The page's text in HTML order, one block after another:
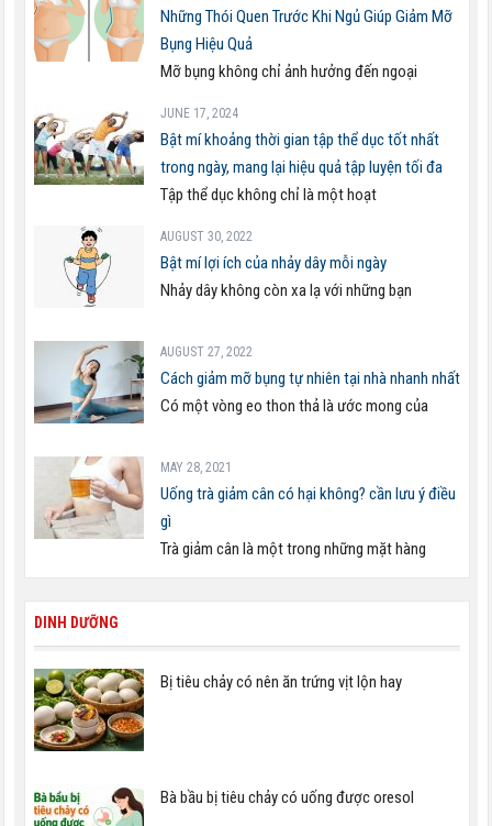
Những Thói Quen Trước Khi Ngủ Giúp Giảm Mỡ
Bụng Hiệu Quả
Mỡ bụng không chỉ ảnh hưởng đến ngoại
JUNE 17, 2024
Bật mí khoảng thời gian tập thể dục tốt nhất
trong ngày, mang lại hiệu quả tập luyện tối đa
Tập thể dục không chỉ là một hoạt
AUGUST 30, 2022
Bật mí lợi ích của nhảy dây mỗi ngày
Nhảy dây không còn xa lạ với những bạn
AUGUST 27, 2022
Cách giảm mỡ bụng tự nhiên tại nhà nhanh nhất
Có một vòng eo thon thả là ước mong của
MAY 28, 2021
Uống trà giảm cân có hại không? cần lưu ý điều
gì
Trà giảm cân là một trong những mặt hàng
DINH DƯỠNG
Bị tiêu chảy có nên ăn trứng vịt lộn hay
Bà bầu bị tiêu chảy có uống được oresol